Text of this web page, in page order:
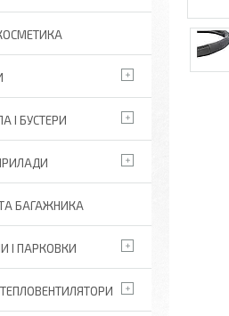
І БУСТЕРИ
БАГАЖНИКА
І ПАРКОВКИ